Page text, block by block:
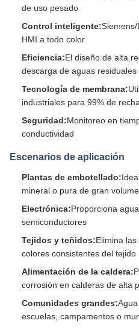
de uso pesado
Control inteligente:
HMI a todo color
Eficiencia:El diseño de alta
descarga de aguas residuales
Tecnología de membrana:
industriales para 99% de
Seguridad:Monitoreo en
conductividad
Escenarios de aplicación
Plantas de embotellado:
mineral o pura de gran
Electrónica:Proporciona
semiconductores
Tejidos y teñidos:Elimina
colores consistentes del tejido
Alimentación de la caldera:
corrosión en calderas de alta
Comunidades grandes:
escuelas, campamentos o